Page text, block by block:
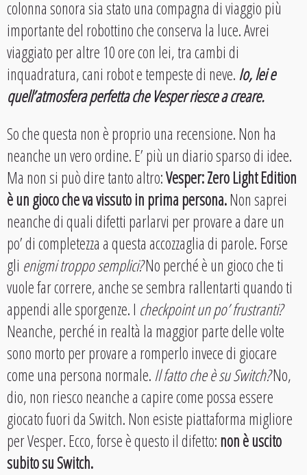
colonna sonora sia stato una compagna di viaggio più
importante del robottino che conserva la luce. Avrei
viaggiato per altre 10 ore con lei, tra cambi di
inquadratura, cani robot e tempeste di neve.Io, lei e
quell’atmosfera perfetta che Vesper riesce a creare.
So che questa non è proprio una recensione. Non ha
neanche un vero ordine. E’ più un diario sparso di idee.
Ma non si può dire tanto altro:Vesper: Zero Light Edition
è un gioco che va vissuto in prima persona.Non saprei
neanche di quali difetti parlarvi per provare a dare un
po’ di completezza a questa accozzaglia di parole. Forse
gli enigmi troppo semplici?No perché è un gioco che ti
vuole far correre, anche se sembra rallentarti quando ti
appendi alle sporgenze. I checkpoint un po’ frustranti?
Neanche, perché in realtà la maggior parte delle volte
sono morto per provare a romperlo invece di giocare
come una persona normale. Il fatto che è su Switch?No,
dio, non riesco neanche a capire come possa essere
giocato fuori da Switch. Non esiste piattaforma migliore
per Vesper. Ecco, forse è questo il difetto:non è uscito
subito su Switch.